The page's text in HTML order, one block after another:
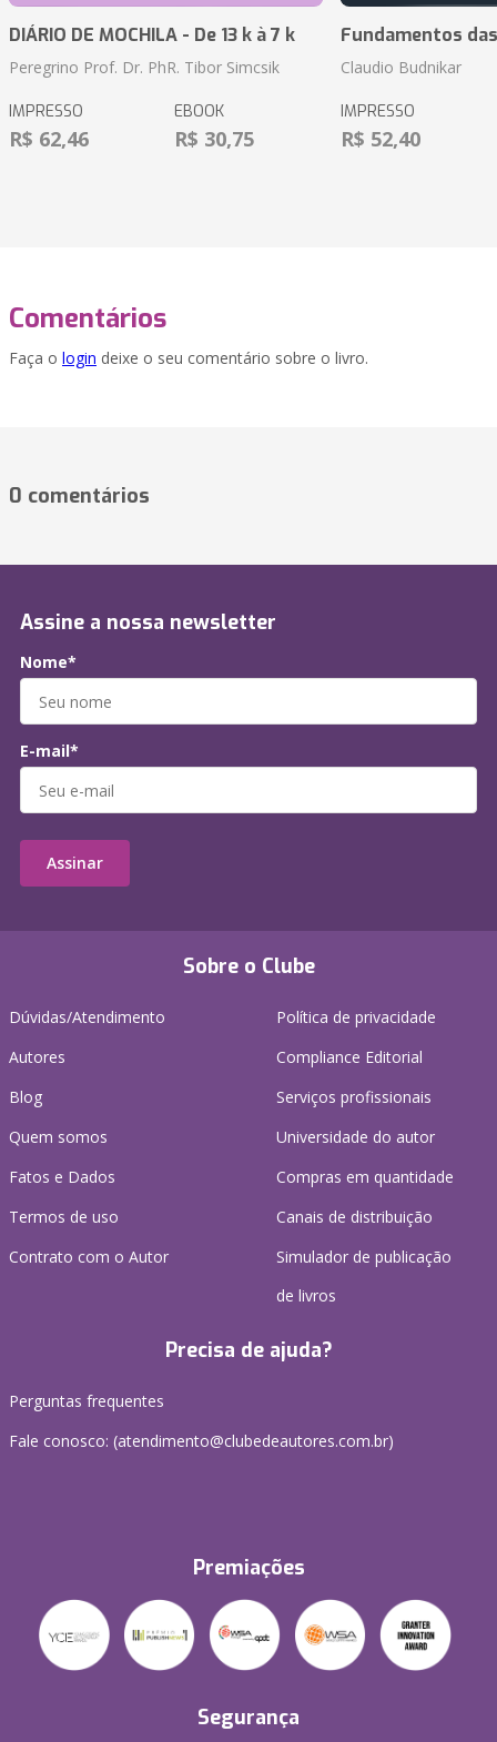
DIÁRIO DE MOCHILA - De 13 k à 7 k
Peregrino Prof. Dr. PhR. Tibor Simcsik
IMPRESSO
R$ 62,46
EBOOK
R$ 30,75
Fundamentos
Claudio Budnikar
IMPRESSO
R$ 52,40
Comentários
Faça o login deixe o seu comentário sobre o livro.
0 comentários
Sobre o Clube
Dúvidas/Atendimento
Autores
Blog
Quem somos
Fatos e Dados
Termos de uso
Contrato com o Autor
Política de privacidade
Compliance Editorial
Serviços profissionais
Universidade do autor
Compras em quantidade
Canais de distribuição
Simulador de publicação
de livros
Precisa de ajuda?
Perguntas frequentes
Fale conosco: (atendimento@clubedeautores.com.br)
Premiações
Segurança
Assine a nossa newsletter
Nome*
E-mail*
Assinar